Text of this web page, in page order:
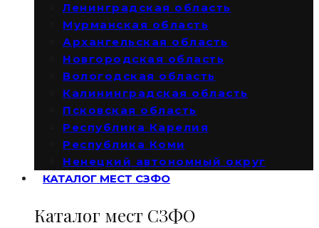
Ленинградская область
Мурманская область
Архангельская область
Новгородская область
Вологодская область
Калининградская область
Псковская область
Республика Карелия
Республика Коми
Ненецкий автономный округ
КАТАЛОГ МЕСТ СЗФО
Каталог мест СЗФО